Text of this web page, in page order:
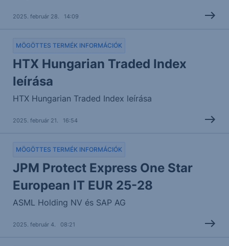
2025. február 28. 14:09
MÖGÖTTES TERMÉK INFORMÁCIÓK
HTX Hungarian Traded Index
leírása
HTX Hungarian Traded Index leírása
2025. február 21. 16:54
MÖGÖTTES TERMÉK INFORMÁCIÓK
JPM Protect Express One Star
European IT EUR 25-28
ASML Holding NV és SAP AG
2025. február 4. 08:21